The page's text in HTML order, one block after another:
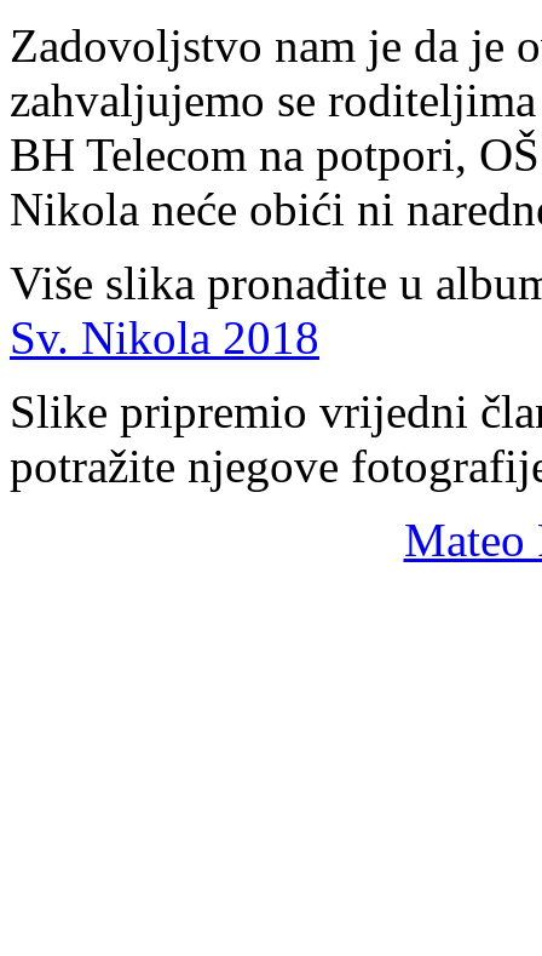
Zadovoljstvo nam je da je
zahvaljujemo se
BH Telecom na potpori,
Nikola neće obići ni
Više slika pronađite u
Sv. Nikola 2018
Slike pripremio vrijedni
potražite njegove
Mateo